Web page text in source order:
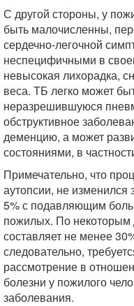
С другой стороны, у
быть малочисленны,
сердечно-легочной
неспецифичными в
невысокая лихорадка,
веса. ТБ легко может
неразрешившуюся
обструктивное
деменцию, а может
состояниями, в
Примечательно, что
аутопсии, не изменился
5% с подавляющим
пожилых. По некоторым
составляет не менее
следовательно,
рассмотрение в
болезни у пожилого
заболевания.